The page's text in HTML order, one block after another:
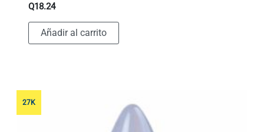
Q18.24
Añadir al carrito
27K